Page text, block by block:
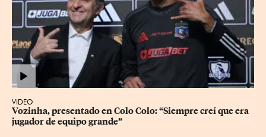
VIDEO
Vozinha, presentado en Colo Colo: “Siempre creí que era
jugador de equipo grande”